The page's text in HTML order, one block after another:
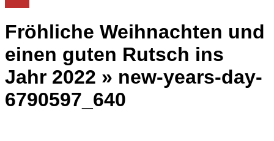
Fröhliche Weihnachten und
einen guten Rutsch ins
Jahr 2022 » new-years-day-
6790597_640